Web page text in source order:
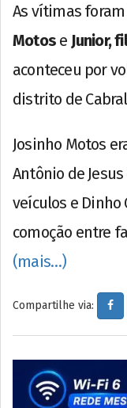
As vítimas
Motos e Junior,
aconteceu por
distrito de
Josinho Motos
Antônio de
veículos e Dinho
comoção entre
(mais…)
Compartilhe via: